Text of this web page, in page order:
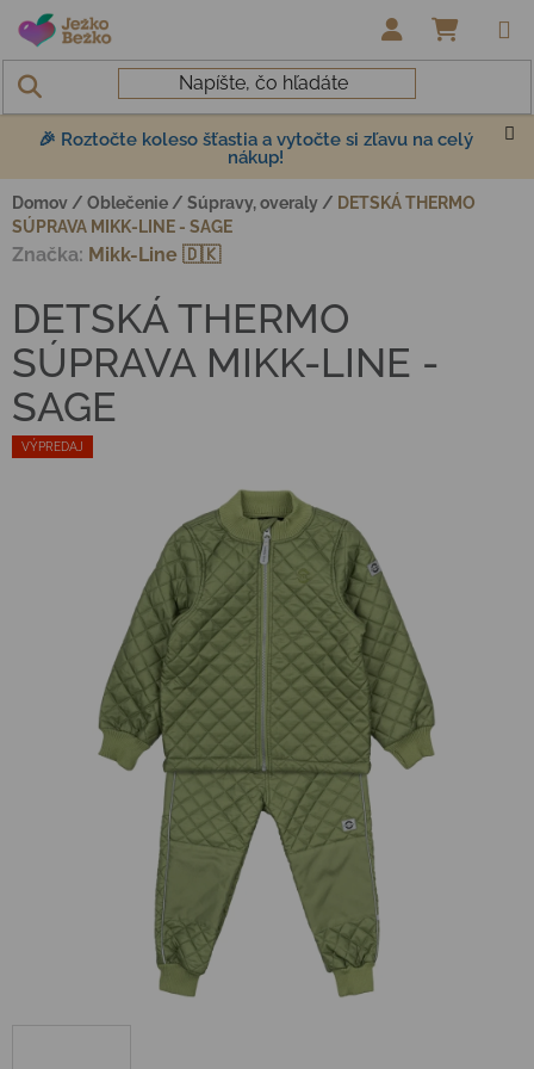
Prejsť na obsah
🎉 Roztočte koleso šťastia a vytočte si zľavu na celý
nákup!
Domov / Oblečenie / Súpravy, overaly / DETSKÁ THERMO
SÚPRAVA MIKK-LINE - SAGE
VÝPREDAJ
DETSKÁ THERMO
SÚPRAVA MIKK-LINE -
SAGE
Značka: Mikk-Line 🇩🇰